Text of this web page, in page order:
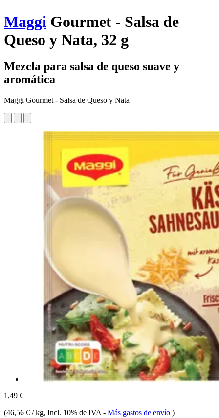
Maggi Gourmet - Salsa de
Queso y Nata, 32 g
Mezcla para salsa de queso suave y
aromática
Maggi Gourmet - Salsa de Queso y Nata
1,49 €
(46,56 € / kg, Incl. 10% de IVA - Más gastos de envío )